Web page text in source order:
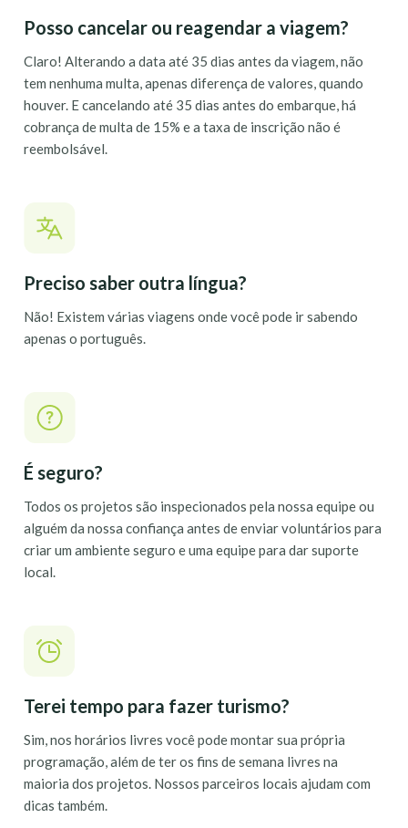
Posso cancelar ou reagendar a viagem?
Claro! Alterando a data até 35 dias antes da viagem, não
tem nenhuma multa, apenas diferença de valores, quando
houver. E cancelando até 35 dias antes do embarque, há
cobrança de multa de 15% e a taxa de inscrição não é
reembolsável.
Preciso saber outra língua?
Não! Existem várias viagens onde você pode ir sabendo
apenas o português.
É seguro?
Todos os projetos são inspecionados pela nossa equipe ou
alguém da nossa confiança antes de enviar voluntários para
criar um ambiente seguro e uma equipe para dar suporte
local.
Terei tempo para fazer turismo?
Sim, nos horários livres você pode montar sua própria
programação, além de ter os fins de semana livres na
maioria dos projetos. Nossos parceiros locais ajudam com
dicas também.